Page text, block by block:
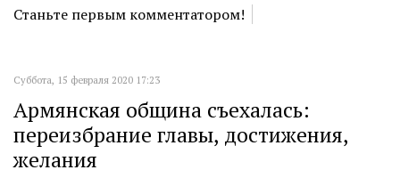
Станьте первым комментатором!
Суббота, 15 февраля 2020 17:23
Армянская община съехалась:
переизбрание главы, достижения,
желания